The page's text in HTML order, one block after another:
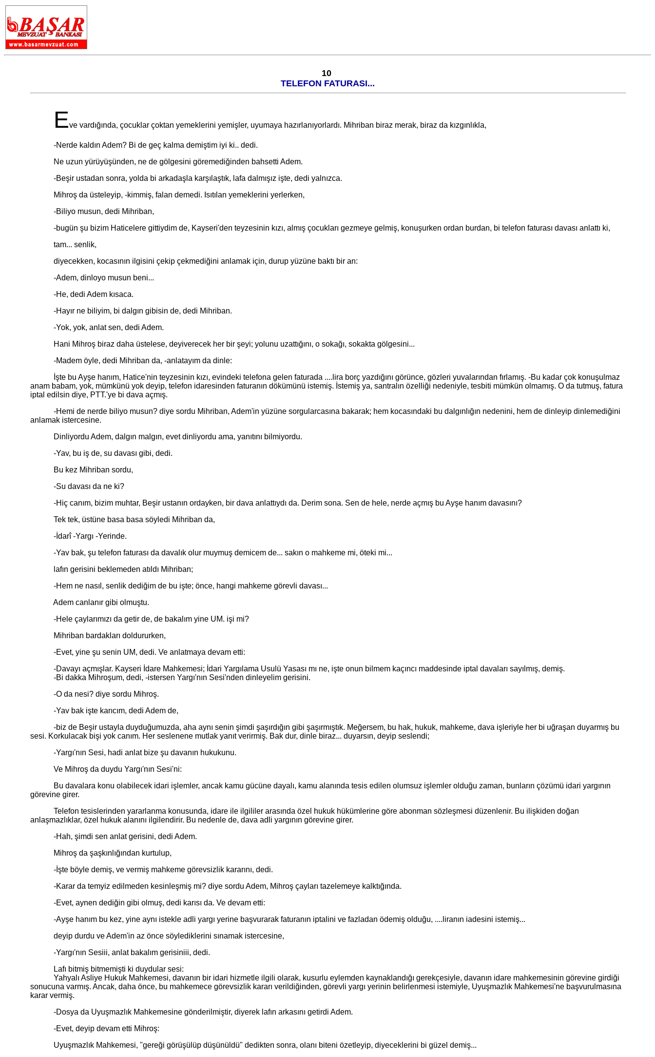
10
TELEFON FATURASI...
Eve vardığında, çocuklar çoktan yemeklerini yemişler, uyumaya hazırlanıyorlardı. Mihriban biraz merak, biraz da kızgınlıkla,
-Nerde kaldın Adem? Bi de geç kalma demiştim iyi ki.. dedi.
Ne uzun yürüyüşünden, ne de gölgesini göremediğinden bahsetti Adem.
-Beşir ustadan sonra, yolda bi arkadaşla karşılaştık, lafa dalmışız işte, dedi yalnızca.
Mihroş da üsteleyip, -kimmiş, falan demedi. Isıtılan yemeklerini yerlerken,
-Biliyo musun, dedi Mihriban,
-bugün şu bizim Haticelere gittiydim de, Kayseri'den teyzesinin kızı, almış çocukları gezmeye gelmiş, konuşurken ordan burdan, bi telefon faturası davası anlattı ki,
tam... senlik,
diyecekken, kocasının ilgisini çekip çekmediğini anlamak için, durup yüzüne baktı bir an:
-Adem, dinloyo musun beni...
-He, dedi Adem kısaca.
-Hayır ne biliyim, bi dalgın gibisin de, dedi Mihriban.
-Yok, yok, anlat sen, dedi Adem.
Hani Mihroş biraz daha üstelese, deyiverecek her bir şeyi; yolunu uzattığını, o sokağı, sokakta gölgesini...
-Madem öyle, dedi Mihriban da, -anlatayım da dinle:
İşte bu Ayşe hanım, Hatice'nin teyzesinin kızı, evindeki telefona gelen faturada ....lira borç yazdığını görünce, gözleri yuvalarından fırlamış. -Bu kadar çok konuşulmaz
anam babam, yok, mümkünü yok deyip, telefon idaresinden faturanın dökümünü istemiş. İstemiş ya, santralın özelliği nedeniyle, tesbiti mümkün olmamış. O da tutmuş, fatura
iptal edilsin diye, PTT.'ye bi dava açmış.
-Hemi de nerde biliyo musun? diye sordu Mihriban, Adem'in yüzüne sorgularcasına bakarak; hem kocasındaki bu dalgınlığın nedenini, hem de dinleyip dinlemediğini
anlamak istercesine.
Dinliyordu Adem, dalgın malgın, evet dinliyordu ama, yanıtını bilmiyordu.
-Yav, bu iş de, su davası gibi, dedi.
Bu kez Mihriban sordu,
-Su davası da ne ki?
-Hiç canım, bizim muhtar, Beşir ustanın ordayken, bir dava anlattıydı da. Derim sona. Sen de hele, nerde açmış bu Ayşe hanım davasını?
Tek tek, üstüne basa basa söyledi Mihriban da,
-İdarî -Yargı -Yerinde.
-Yav bak, şu telefon faturası da davalık olur muymuş demicem de... sakın o mahkeme mi, öteki mi...
lafın gerisini beklemeden atıldı Mihriban;
-Hem ne nasıl, senlik dediğim de bu işte; önce, hangi mahkeme görevli davası...
Adem canlanır gibi olmuştu.
-Hele çaylarımızı da getir de, de bakalım yine UM. işi mi?
Mihriban bardakları doldururken,
-Evet, yine şu senin UM, dedi. Ve anlatmaya devam etti:
-Davayı açmışlar. Kayseri İdare Mahkemesi; İdari Yargılama Usulü Yasası mı ne, işte onun bilmem kaçıncı maddesinde iptal davaları sayılmış, demiş.
-Bi dakka Mihroşum, dedi, -istersen Yargı'nın Sesi'nden dinleyelim gerisini.
-O da nesi? diye sordu Mihroş.
-Yav bak işte karıcım, dedi Adem de,
-biz de Beşir ustayla duyduğumuzda, aha aynı senin şimdi şaşırdığın gibi şaşırmıştık. Meğersem, bu hak, hukuk, mahkeme, dava işleriyle her bi uğraşan duyarmış bu
sesi. Korkulacak bişi yok canım. Her seslenene mutlak yanıt verirmiş. Bak dur, dinle biraz... duyarsın, deyip seslendi;
-Yargı'nın Sesi, hadi anlat bize şu davanın hukukunu.
Ve Mihroş da duydu Yargı'nın Sesi'ni:
Bu davalara konu olabilecek idari işlemler, ancak kamu gücüne dayalı, kamu alanında tesis edilen olumsuz işlemler olduğu zaman, bunların çözümü idari yargının
görevine girer.
Telefon tesislerinden yararlanma konusunda, idare ile ilgililer arasında özel hukuk hükümlerine göre abonman sözleşmesi düzenlenir. Bu ilişkiden doğan
anlaşmazlıklar, özel hukuk alanını ilgilendirir. Bu nedenle de, dava adli yargının görevine girer.
-Hah, şimdi sen anlat gerisini, dedi Adem.
Mihroş da şaşkınlığından kurtulup,
-İşte böyle demiş, ve vermiş mahkeme görevsizlik kararını, dedi.
-Karar da temyiz edilmeden kesinleşmiş mi? diye sordu Adem, Mihroş çayları tazelemeye kalktığında.
-Evet, aynen dediğin gibi olmuş, dedi karısı da. Ve devam etti:
-Ayşe hanım bu kez, yine aynı istekle adli yargı yerine başvurarak faturanın iptalini ve fazladan ödemiş olduğu, ....liranın iadesini istemiş...
deyip durdu ve Adem'in az önce söylediklerini sınamak istercesine,
-Yargı'nın Sesiii, anlat bakalım gerisiniii, dedi.
Lafı bitmiş bitmemişti ki duydular sesi:
Yahyalı Asliye Hukuk Mahkemesi, davanın bir idari hizmetle ilgili olarak, kusurlu eylemden kaynaklandığı gerekçesiyle, davanın idare mahkemesinin görevine girdiği
sonucuna varmış. Ancak, daha önce, bu mahkemece görevsizlik kararı verildiğinden, görevli yargı yerinin belirlenmesi istemiyle, Uyuşmazlık Mahkemesi'ne başvurulmasına
karar vermiş.
-Dosya da Uyuşmazlık Mahkemesine gönderilmiştir, diyerek lafın arkasını getirdi Adem.
-Evet, deyip devam etti Mihroş:
Uyuşmazlık Mahkemesi, "gereği görüşülüp düşünüldü" dedikten sonra, olanı biteni özetleyip, diyeceklerini bi güzel demiş...